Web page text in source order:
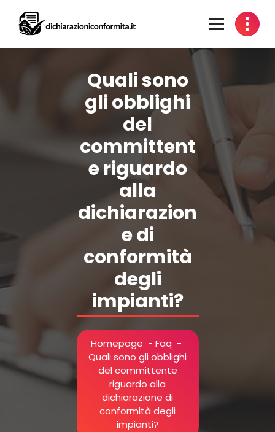
contenuto
Quali sono
gli obblighi
del
committent
e riguardo
alla
dichiarazion
e di
conformità
degli
impianti?
Homepage - Faq -
Quali sono gli obblighi
del committente
riguardo alla
dichiarazione di
conformità degli
impianti?